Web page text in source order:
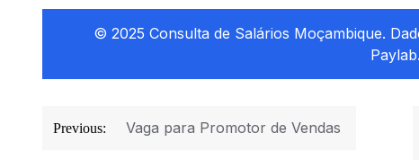
© 2025 Consulta de Salários Moçambique.
dePrevious: Vaga para Promotor de Vendas